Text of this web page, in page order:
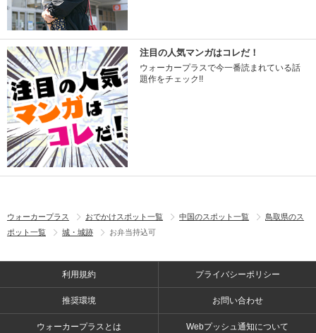
注目の人気マンガはコレだ！
ウォーカープラスで今一番読まれている話
題作をチェック!!
ウォーカープラス おでかけスポット一覧 中国のスポット一覧
鳥取県のス
ポット一覧
城・城跡 お弁当持込可
利用規約 プライバシーポリシー
推奨環境 お問い合わせ
ウォーカープラスとは Webプッシュ通知について